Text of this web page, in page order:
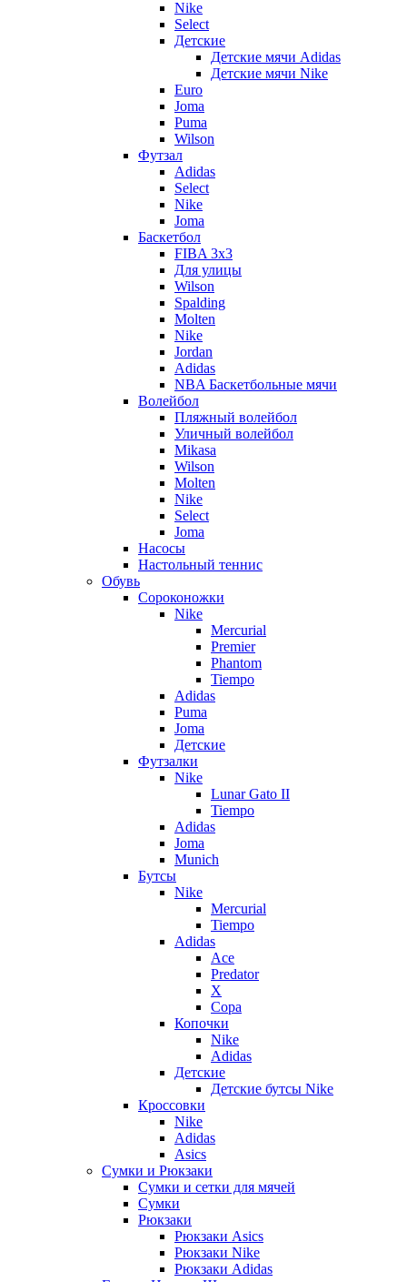
Nike
Select
Детские
Детские мячи Adidas
Детские мячи Nike
Euro
Joma
Puma
Wilson
Футзал
Adidas
Select
Nike
Joma
Баскетбол
FIBA 3x3
Для улицы
Wilson
Spalding
Molten
Nike
Jordan
Adidas
NBA Баскетбольные мячи
Волейбол
Пляжный волейбол
Уличный волейбол
Mikasa
Wilson
Molten
Nike
Select
Joma
Насосы
Настольный теннис
Обувь
Сороконожки
Nike
Mercurial
Premier
Phantom
Tiempo
Adidas
Puma
Joma
Детские
Футзалки
Nike
Lunar Gato II
Tiempo
Adidas
Joma
Munich
Бутсы
Nike
Mercurial
Tiempo
Adidas
Ace
Predator
X
Copa
Копочки
Nike
Adidas
Детские
Детские бутсы Nike
Кроссовки
Nike
Adidas
Asics
Сумки и Рюкзаки
Сумки и сетки для мячей
Сумки
Рюкзаки
Рюкзаки Asics
Рюкзаки Nike
Рюкзаки Adidas